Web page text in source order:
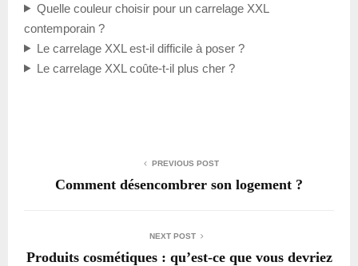
Quelle couleur choisir pour un carrelage XXL
contemporain ?
Le carrelage XXL est-il difficile à poser ?
Le carrelage XXL coûte-t-il plus cher ?
PREVIOUS POST
Comment désencombrer son logement ?
NEXT POST
Produits cosmétiques : qu’est-ce que vous devriez